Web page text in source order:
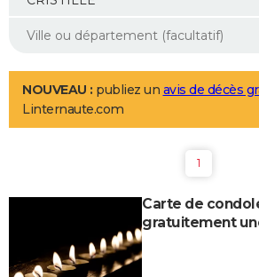
Mobiles
Meilleur smartphone
Internet
Ordinateurs
Jeux vidéo
Guide high-tech
Aménagement intérieur
LIFESTYLE
Art de vivre
Bien-être
Loisirs
Mode
Modes de vie
PHOTO
BONS PLANS
NOUVEAU : publiez un avis de décès
Linternaute.com
1
Carte de
gratuitement